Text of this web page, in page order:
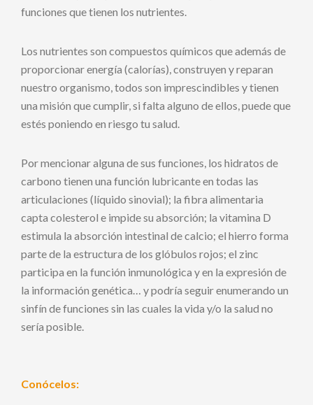
funciones que tienen los nutrientes.
Los nutrientes son compuestos químicos que además de
proporcionar energía (calorías), construyen y reparan
nuestro organismo, todos son imprescindibles y tienen
una misión que cumplir, si falta alguno de ellos, puede que
estés poniendo en riesgo tu salud.
Por mencionar alguna de sus funciones, los hidratos de
carbono tienen una función lubricante en todas las
articulaciones (líquido sinovial); la fibra alimentaria
capta colesterol e impide su absorción; la vitamina D
estimula la absorción intestinal de calcio; el hierro forma
parte de la estructura de los glóbulos rojos; el zinc
participa en la función inmunológica y en la expresión de
la información genética… y podría seguir enumerando un
sinfín de funciones sin las cuales la vida y/o la salud no
sería posible.
Conócelos: